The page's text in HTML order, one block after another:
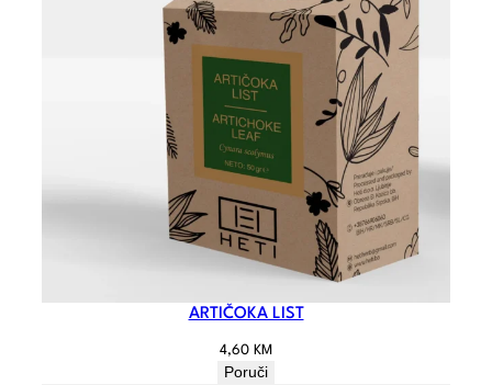
ARTIČOKA LIST
4,60 KM
Poruči